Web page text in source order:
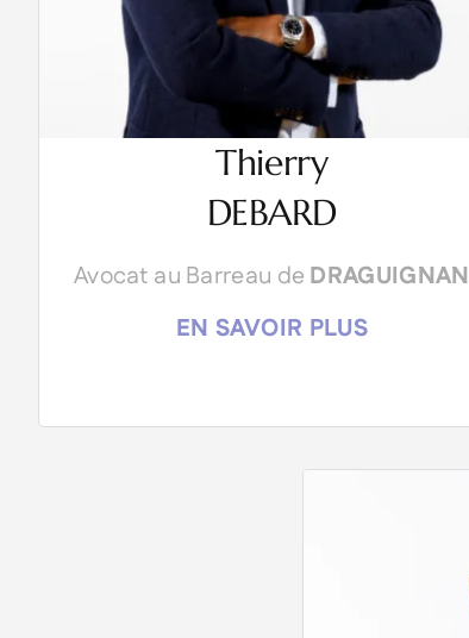
Thierry
DEBARD
Avocat au Barreau de DRAGUIGNAN
EN SAVOIR PLUS